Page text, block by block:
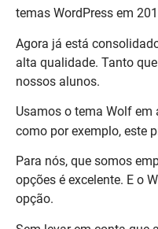
temas WordPress em
Agora já está
alta qualidade. Tanto
nossos alunos.
Usamos o tema Wolf
como por exemplo, este
Para nós, que somos
opções é excelente. E o
opção.